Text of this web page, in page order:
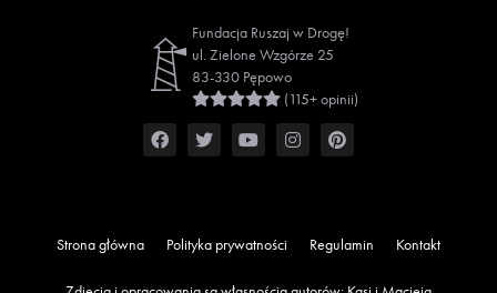
Fundacja Ruszaj w Drogę!
ul. Zielone Wzgórze 25
83-330 Pępowo
(115+ opinii)
Strona główna Polityka prywatności Regulamin Kontakt